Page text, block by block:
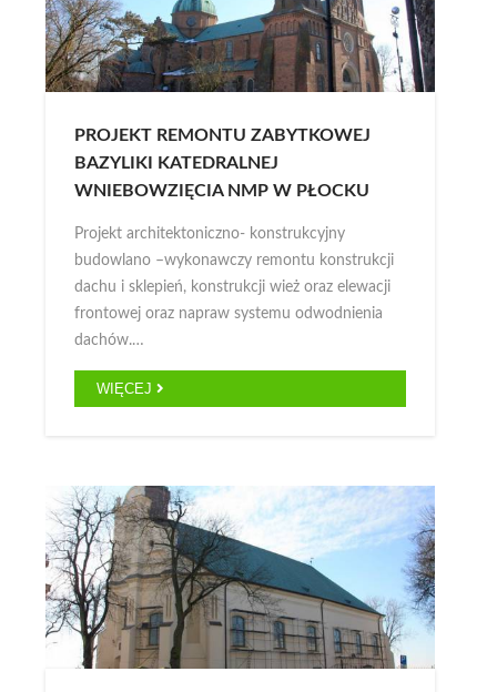
PROJEKT REMONTU ZABYTKOWEJ
BAZYLIKI KATEDRALNEJ
WNIEBOWZIĘCIA NMP W PŁOCKU
Projekt architektoniczno- konstrukcyjny
budowlano –wykonawczy remontu konstrukcji
dachu i sklepień, konstrukcji wież oraz elewacji
frontowej oraz napraw systemu odwodnienia
dachów.…
WIĘCEJ